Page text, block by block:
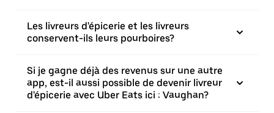
Les livreurs d'épicerie et les livreurs
conservent-ils leurs pourboires?
Si je gagne déjà des revenus sur une autre
app, est-il aussi possible de devenir livreur
d'épicerie avec Uber Eats ici : Vaughan?